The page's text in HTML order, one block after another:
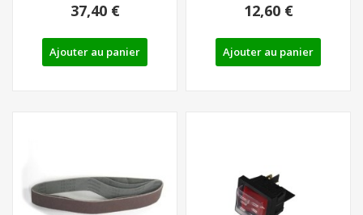
37,40 €
Ajouter au panier
12,60 €
Ajouter au panier